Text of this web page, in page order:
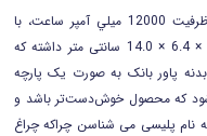
پاور بانک ريمکس پرودا مدل Time PPL-19 با ظرفيت 12000 ميلي آمپر ساعت، با
داشتن تقریبا 236 گرم وزن و ابعادی معادل 2.2 × 6.4 × 14.0 سانتی متر داشته که
پاور بانک به صورت یک پارچه
که محصول خوش‌دست‌تر باشد و
نام پلیسی می شناسن چراکه چراغ